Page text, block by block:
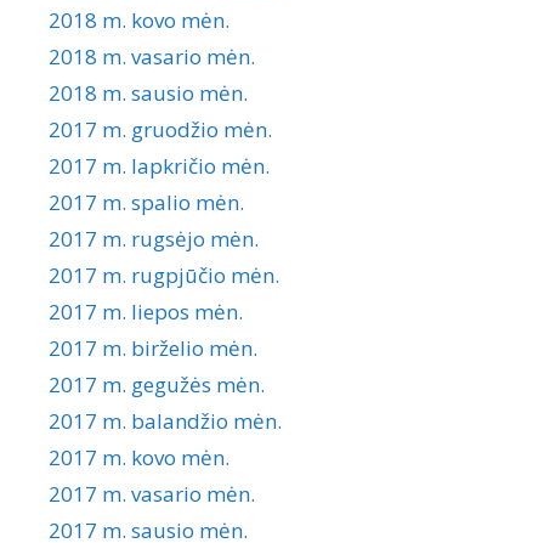
2018 m. kovo mėn.
2018 m. vasario mėn.
2018 m. sausio mėn.
2017 m. gruodžio mėn.
2017 m. lapkričio mėn.
2017 m. spalio mėn.
2017 m. rugsėjo mėn.
2017 m. rugpjūčio mėn.
2017 m. liepos mėn.
2017 m. birželio mėn.
2017 m. gegužės mėn.
2017 m. balandžio mėn.
2017 m. kovo mėn.
2017 m. vasario mėn.
2017 m. sausio mėn.